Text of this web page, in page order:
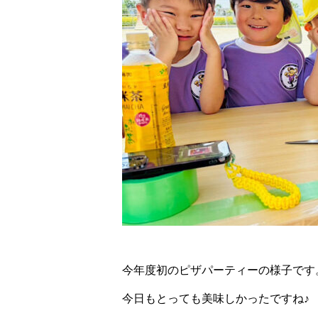
今年度初のピザパーティーの様子です
今日もとっても美味しかったですね♪